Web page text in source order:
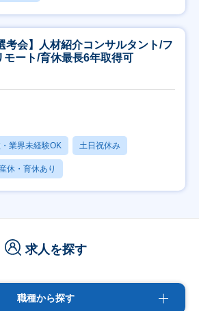
考会】人材紹介コンサルタント/フ
モート/育休最長6年取得可
業界未経験OK 土日祝休み
産休・育休あり
求人を探す
職種から探す